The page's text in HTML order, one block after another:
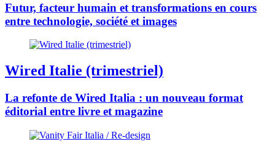
Futur, facteur humain et transformations en cours
entre technologie, société et images
Wired Italie (trimestriel)
La refonte de Wired Italia : un nouveau format
éditorial entre livre et magazine